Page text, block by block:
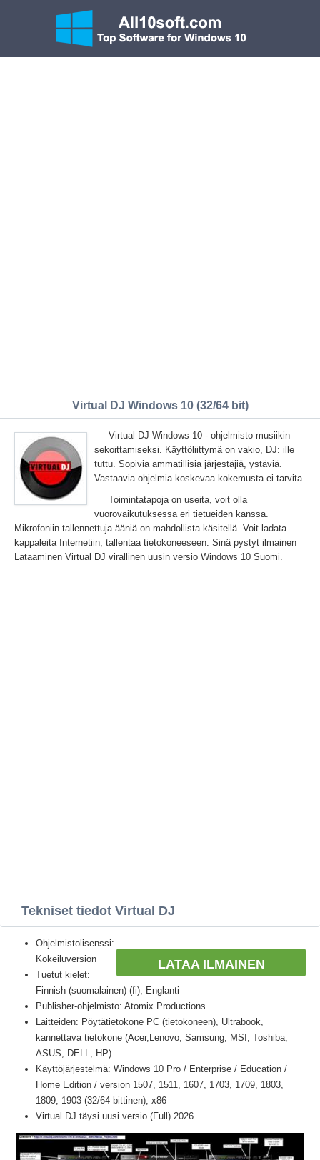
Virtual DJ Windows 10 (32/64 bit)
Virtual DJ Windows 10 - ohjelmisto musiikin
sekoittamiseksi. Käyttöliittymä on vakio, DJ: ille
tuttu. Sopivia ammatillisia järjestäjiä, ystäviä.
Vastaavia ohjelmia koskevaa kokemusta ei tarvita.
Toimintatapoja on useita, voit olla
vuorovaikutuksessa eri tietueiden kanssa.
Mikrofoniin tallennettuja ääniä on mahdollista käsitellä. Voit ladata
kappaleita Internetiin, tallentaa tietokoneeseen. Sinä pystyt ilmainen
Lataaminen Virtual DJ virallinen uusin versio Windows 10 Suomi.
Tekniset tiedot Virtual DJ
LATAA ILMAINEN
Ohjelmistolisenssi:
Kokeiluversion
Tuetut kielet:
Finnish (suomalainen) (fi), Englanti
Publisher-ohjelmisto: Atomix Productions
Laitteiden: Pöytätietokone PC (tietokoneen), Ultrabook,
kannettava tietokone (Acer,Lenovo, Samsung, MSI, Toshiba,
ASUS, DELL, HP)
Käyttöjärjestelmä: Windows 10 Pro / Enterprise / Education /
Home Edition / version 1507, 1511, 1607, 1703, 1709, 1803,
1809, 1903 (32/64 bittinen), x86
Virtual DJ täysi uusi versio (Full) 2026